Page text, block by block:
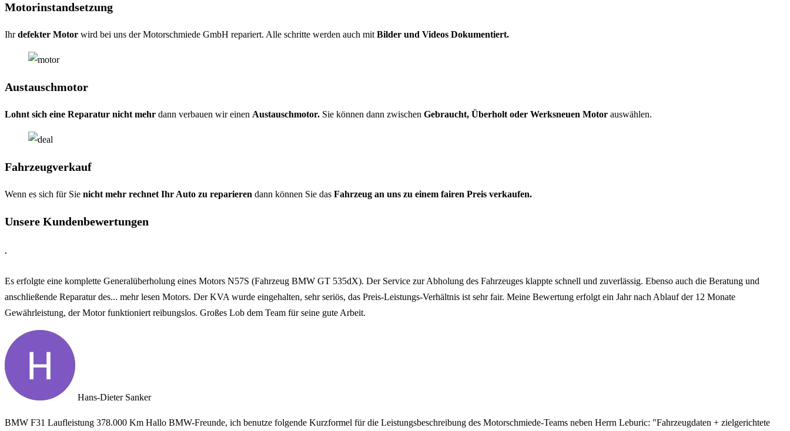
Motorinstandsetzung
Ihrdefekter Motor wird bei uns der Motorschmiede GmbH repariert. Alle schritte werden auch mit Bilder und Videos Dokumentiert.
Austauschmotor
Lohnt sich eine Reparatur nicht mehr dann verbauen wir einen Austauschmotor. Sie können dann zwischen Gebraucht, Überholt oder Werksneuen Motor auswählen.
Fahrzeugverkauf
Wenn es sich für Sie nicht mehr rechnet Ihr Auto zu reparieren dann können Sie das Fahrzeug an uns zu einem fairen Preis verkaufen.
Unsere Kundenbewertungen
.
Es erfolgte eine komplette Generalüberholung eines Motors N57S (Fahrzeug BMW GT 535dX). Der Service zur Abholung des Fahrzeuges klappte schnell und zuverlässig. Ebenso auch die Beratung und
anschließende Reparatur des... mehr lesen Motors. Der KVA wurde eingehalten, sehr seriös, das Preis-Leistungs-Verhältnis ist sehr fair. Meine Bewertung erfolgt ein Jahr nach Ablauf der 12 Monate
Gewährleistung, der Motor funktioniert reibungslos. Großes Lob dem Team für seine gute Arbeit.
Hans-Dieter Sanker
BMW F31 Laufleistung 378.000 Km Hallo BMW-Freunde, ich benutze folgende Kurzformel für die Leistungsbeschreibung des Motorschmiede-Teams neben Herrn Leburic: "Fahrzeugdaten + zielgerichtete